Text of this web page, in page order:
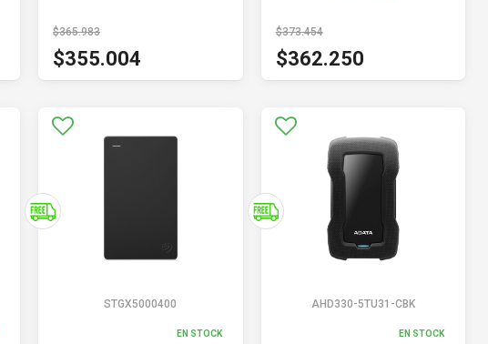
$365.983
$355.004
$373.454
$362.250
STGX5000400
EN STOCK
AHD330-5TU31-CBK
EN STOCK